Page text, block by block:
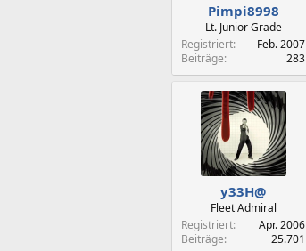
Pimpi8998
Lt. Junior Grade
Registriert
Feb. 2007
Beiträge
283
y33H@
Fleet Admiral
Registriert
Apr. 2006
Beiträge
25.701